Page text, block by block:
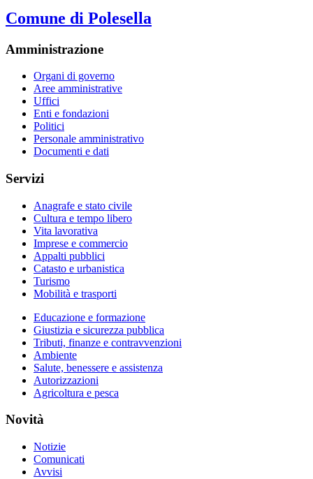
Comune di Polesella
Amministrazione
Organi di governo
Aree amministrative
Uffici
Enti e fondazioni
Politici
Personale amministrativo
Documenti e dati
Servizi
Anagrafe e stato civile
Cultura e tempo libero
Vita lavorativa
Imprese e commercio
Appalti pubblici
Catasto e urbanistica
Turismo
Mobilità e trasporti
Educazione e formazione
Giustizia e sicurezza pubblica
Tributi, finanze e contravvenzioni
Ambiente
Salute, benessere e assistenza
Autorizzazioni
Agricoltura e pesca
Novità
Notizie
Comunicati
Avvisi